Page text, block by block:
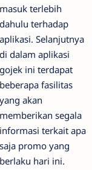
masuk terlebih
dahulu terhadap
aplikasi. Selanjutnya
di dalam aplikasi
gojek ini terdapat
beberapa fasilitas
yang akan
memberikan segala
informasi terkait apa
saja promo yang
berlaku hari ini.